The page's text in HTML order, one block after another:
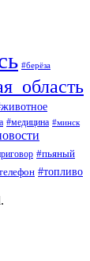
#берёза
#медицина #минск
#пьяный
#топливо